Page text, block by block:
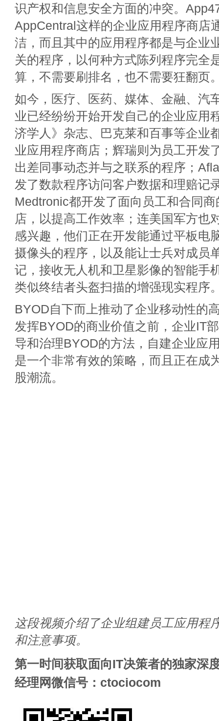
识产权和信息安全方面的冲突。
AppCentral这样的企业应用程序商店
洁，而且其中的应用程序都是与企业
关的程序，以何种方式陈列程序完全
算，不需要刷排名，也不需要狂翻页
如今，医疗、医药、媒体、金融、汽
业已经纷纷开始开发自己的企业应用
济学人》杂志、巴克莱和百事等企业
业应用程序商店；辉瑞则为员工开发
出差同事动态并与之联系的程序；
发了数款程序访问客户数据和理赔记
Medtronic都开发了面向员工和合同
店，以提高工作效率；连美国军方也
感兴趣，他们正在开发能通过平板电
摄像头的程序，以及能让士兵对成员
记，接收无人机和卫星影像的智能手
类似终结者头盔扫描的增强现实程序
BYOD自下而上推动了企业移动性的
发挥BYOD的商业价值之前，企业IT
导和治理BYOD的方法，自建企业应
是一个非常有效的策略，而且正在成
股潮流。
这段视频介绍了企业组建员工应用程
和注意事项。
第一时间获取面向IT决策者的独家深
经理网微信号：ctociocom